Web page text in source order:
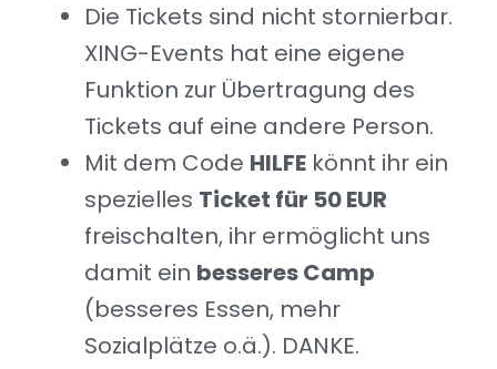
Die Tickets sind nicht stornierbar.
XING-Events hat eine eigene
Funktion zur Übertragung des
Tickets auf eine andere Person.
Mit dem Code HILFE könnt ihr ein
spezielles Ticket für 50 EUR
freischalten, ihr ermöglicht uns
damit ein besseres Camp
(besseres Essen, mehr
Sozialplätze o.ä.). DANKE.